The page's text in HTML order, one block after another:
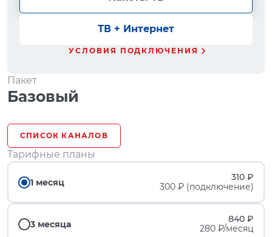
ТВ + Интернет
УСЛОВИЯ ПОДКЛЮЧЕНИЯ
Пакет
Базовый
СПИСОК КАНАЛОВ
Тарифные планы
1 месяц
310 ₽
300 ₽ (подключение)
3 месяца
840 ₽
280 ₽/месяц